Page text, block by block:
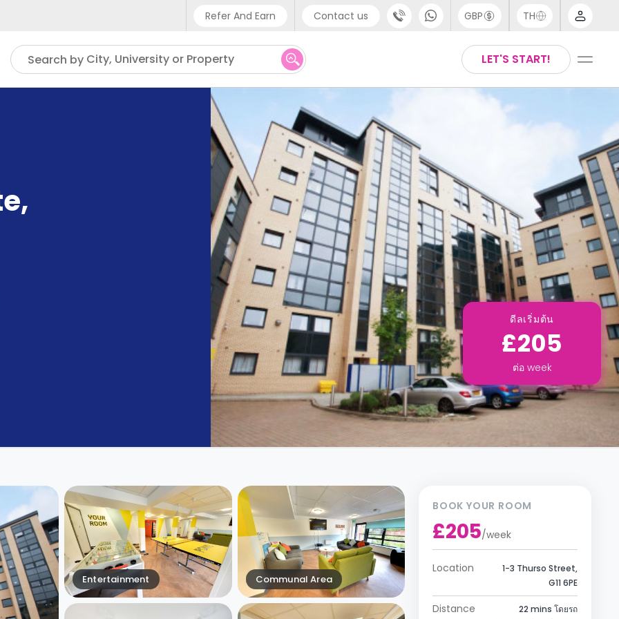
Refer And Earn Contact us
Phone support
UK - +44 (0) 20 3871 8666
IN - +91 (80) 3711 1326
US - +1 (646) 718 6172
GBP TH
LET'S START!
Search by City, University or Property
,
ดีลเริ่มต้น
£205
ต่อ week
Entertainment Communal Area
BOOK YOUR ROOM
£205/week
Location
1-3 Thurso Street,
G11 6PE
Distance
22 mins โดยรถ